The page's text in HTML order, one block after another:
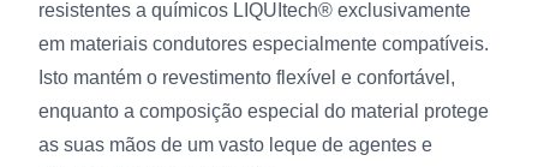
resistentes a químicos LIQUItech® exclusivamente
em materiais condutores especialmente compatíveis.
Isto mantém o revestimento flexível e confortável,
enquanto a composição especial do material protege
as suas mãos de um vasto leque de agentes e